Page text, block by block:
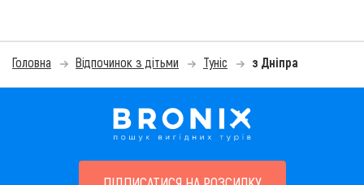
Головна Відпочинок з дітьми Туніс з Дніпра